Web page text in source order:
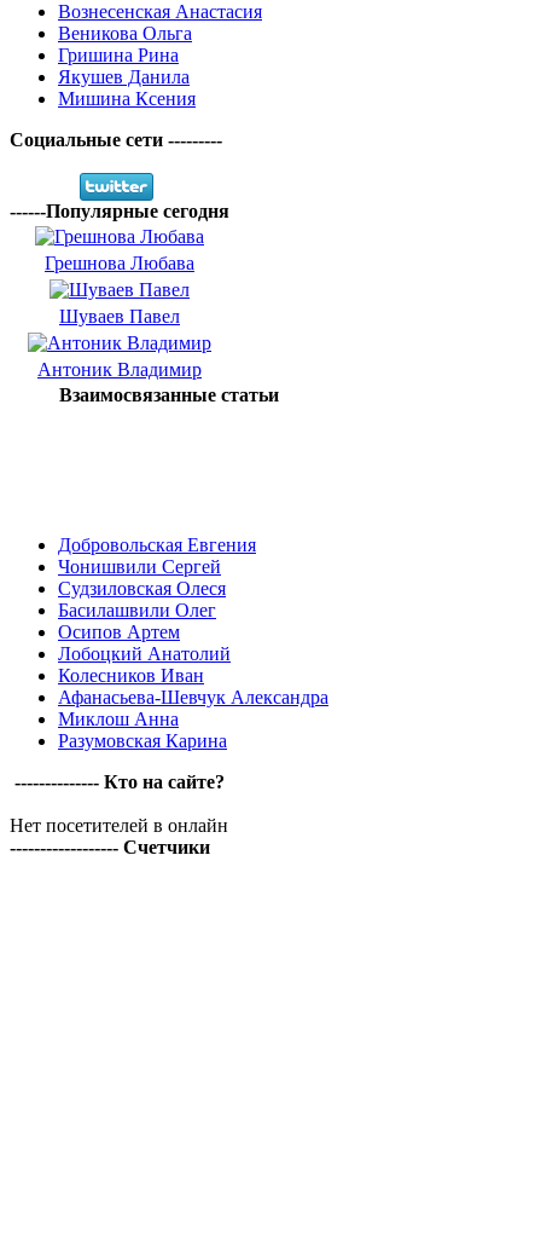
Вознесенская Анастасия
Веникова Ольга
Гришина Рина
Якушев Данила
Мишина Ксения
Социальные сети ---------
------Популярные сегодня
Грешнова Любава
Шуваев Павел
Антоник Владимир
Взаимосвязанные статьи
Добровольская Евгения
Чонишвили Сергей
Судзиловская Олеся
Басилашвили Олег
Осипов Артем
Лобоцкий Анатолий
Колесников Иван
Афанасьева-Шевчук Александра
Миклош Анна
Разумовская Карина
-------------- Кто на сайте?
Нет посетителей в онлайн
------------------ Счетчики